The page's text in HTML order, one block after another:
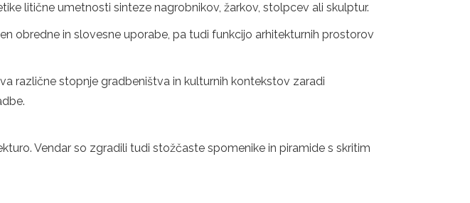
litične umetnosti sinteze nagrobnikov, žarkov, stolpcev ali skulptur.
obredne in slovesne uporabe, pa tudi funkcijo arhitekturnih prostorov
različne stopnje gradbeništva in kulturnih kontekstov zaradi
Vendar so zgradili tudi stožčaste spomenike in piramide s skritim